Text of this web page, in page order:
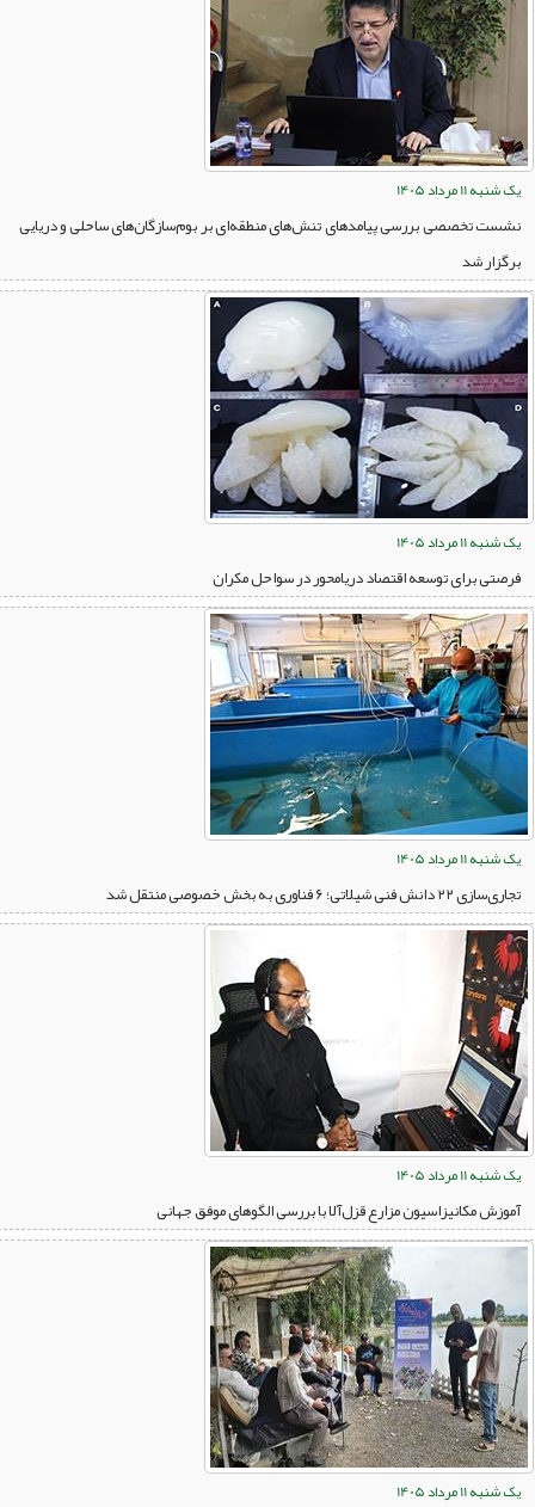
یک شنبه 11 مرداد 1405
نشست تخصصی بررسی پیامدهای تنش‌های منطقه‌ای بر بوم‌سازگان‌های ساحلی و دریایی
برگزار شد
یک شنبه 11 مرداد 1405
فرصتی برای توسعه اقتصاد دریامحور در سواحل مکران
یک شنبه 11 مرداد 1405
تجاری‌سازی ۲۲ دانش فنی شیلاتی؛ ۶ فناوری به بخش خصوصی منتقل شد
یک شنبه 11 مرداد 1405
آموزش مکانیزاسیون مزارع قزل‌آلا با بررسی الگوهای موفق جهانی
یک شنبه 11 مرداد 1405